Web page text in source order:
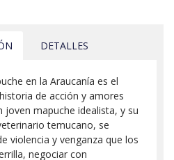
DETALLES
en la Araucanía es el
de acción y amores
joven mapuche idealista, y su
temucano, se
violencia y venganza que los
negociar con